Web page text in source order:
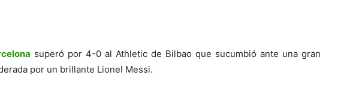
superó por 4-0 al Athletic de Bilbao que sucumbió ante una gran
por un brillante Lionel Messi.